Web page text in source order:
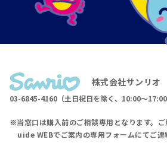
株式会社サンリオ
03-6845-4160（土日祝日を除く、10:00〜17:00
当窓口は購入前のご相談専用となります。
uide WEBでご案内の専用フォームにてご連